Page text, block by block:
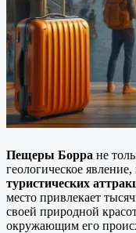
Пещеры Борра не
геологическое
туристических
место привлекает
своей природной
окружающим его